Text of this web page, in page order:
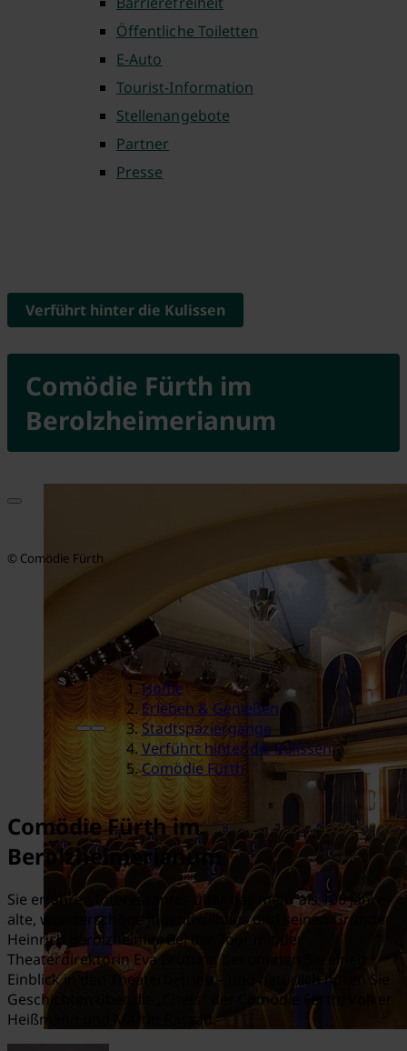
Öffentliche Toiletten
E-Auto
Tourist-Information
Stellenangebote
Partner
Presse
Comödie Fürth im
Berolzheimerianum
Verführt hinter die Kulissen
© Comödie Fürth
Home
Erleben & Genießen
Stadtspaziergänge
Verführt hinter die Kulissen
Comödie Fürth
Comödie Fürth im
Berolzheimerianum
Sie erfahren Interessantes über das mehr als 100 Jahre
alte, wunderschöne Jugendstilhaus und seinen Gründer
Heinrich Berolzheimer. Bei der Tour mit der
Theaterdirektorin Eva Brütting bekommen Sie einen
Einblick in den Theaterbetrieb – und natürlich hören Sie
Geschichten über die „Chefs“ der Comödie Fürth, Volker
Heißmann und Martin Rassau.